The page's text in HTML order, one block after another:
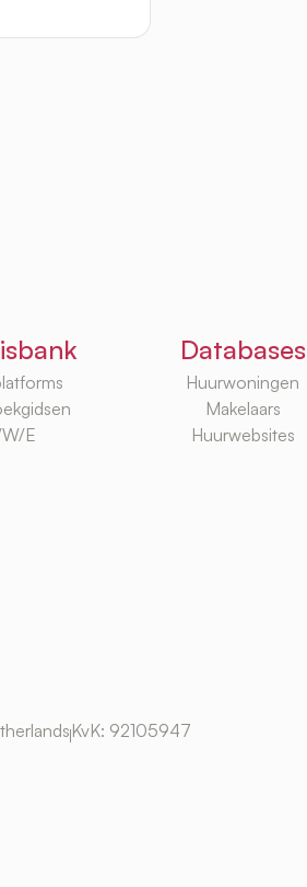
E
Databases
Huurwoningen
Makelaars
Huurwebsites
KvK: 92105947